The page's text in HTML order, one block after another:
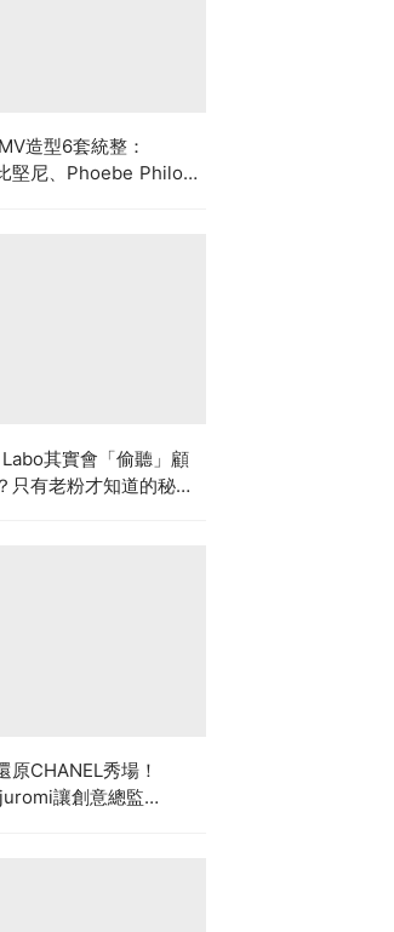
造型6套統整：
堅尼、Phoebe Philo
其實會「偷聽」顧
只有老粉才知道的秘密
原CHANEL秀場！
讓創意總監